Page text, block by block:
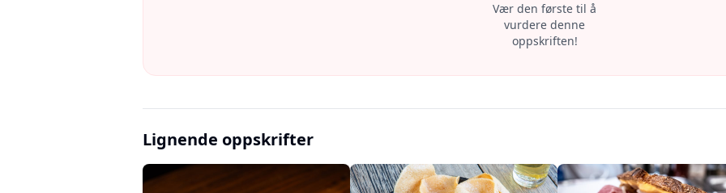
Vær den første til å
vurdere denne
oppskriften!
Lignende oppskrifter